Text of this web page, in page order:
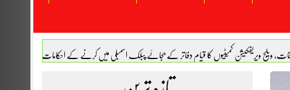
ویلج ویریفکیشن کمیٹیوں کا قیام دفاتر کے بجائے پبلک اسمبلی میں کرنے کے احکامات
پاکستان اور ترکیہ کے درمیان دفاعی معاہدہ ہوگیا